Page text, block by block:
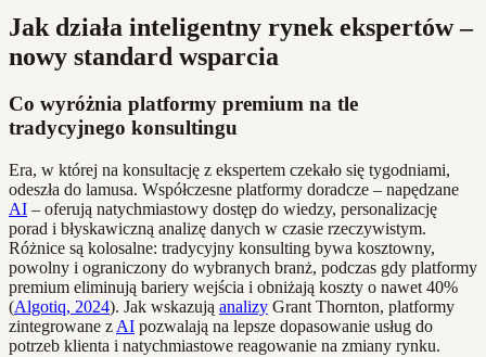
Jak działa inteligentny rynek ekspertów –
nowy standard wsparcia
Co wyróżnia platformy premium na tle
tradycyjnego konsultingu
Era, w której na konsultację z ekspertem czekało się tygodniami,
odeszła do lamusa. Współczesne platformy doradcze – napędzane
AI – oferują natychmiastowy dostęp do wiedzy, personalizację
porad i błyskawiczną analizę danych w czasie rzeczywistym.
Różnice są kolosalne: tradycyjny konsulting bywa kosztowny,
powolny i ograniczony do wybranych branż, podczas gdy platformy
premium eliminują bariery wejścia i obniżają koszty o nawet 40%
(Algotiq, 2024). Jak wskazują analizy Grant Thornton, platformy
zintegrowane z AI pozwalają na lepsze dopasowanie usług do
potrzeb klienta i natychmiastowe reagowanie na zmiany rynku.